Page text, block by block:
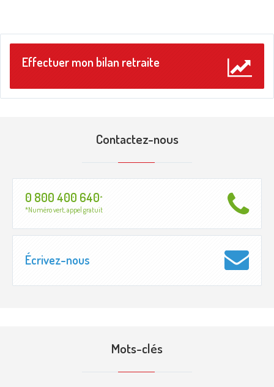
Effectuer mon bilan retraite
Contactez-nous
0 800 400 640*
*Numéro vert, appel gratuit
Écrivez-nous
Mots-clés